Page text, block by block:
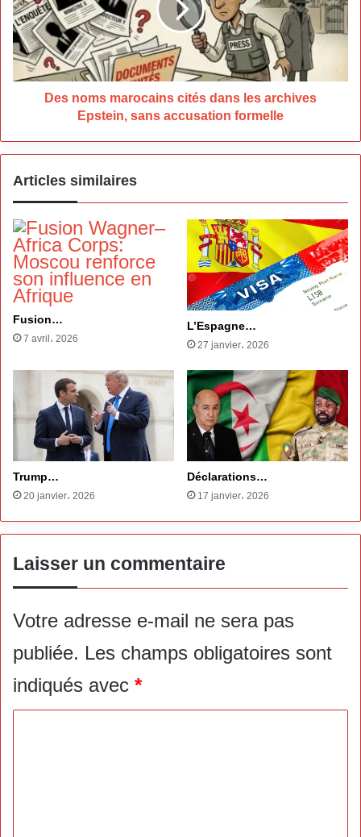
dans
les
archives
Epstein,
sans
accusation
formelle
Des noms marocains cités dans les archives
Epstein, sans accusation formelle
Articles similaires
Fusion…
7 avril، 2026
L’Espagne…
27 janvier، 2026
Trump…
20 janvier، 2026
Déclarations…
17 janvier، 2026
Laisser un commentaire
Votre adresse e-mail ne sera pas
publiée. Les champs obligatoires sont
indiqués avec *